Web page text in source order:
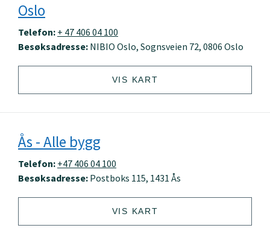
Oslo
Telefon: + 47 406 04 100
Besøksadresse: NIBIO Oslo, Sognsveien 72, 0806 Oslo
VIS KART
Ås - Alle bygg
Telefon: +47 406 04 100
Besøksadresse: Postboks 115, 1431 Ås
VIS KART